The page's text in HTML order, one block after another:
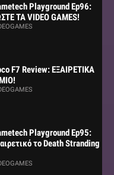
Playground Ep96:
ΤΑ VIDEO GAMES!
F7 Review: ΕΞΑΙΡΕΤΙΚΑ
Playground Ep95:
το Death Stranding